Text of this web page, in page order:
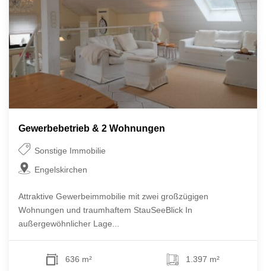
Gewerbebetrieb & 2 Wohnungen
Sonstige Immobilie
Engelskirchen
Attraktive Gewerbeimmobilie mit zwei großzügigen
Wohnungen und traumhaftem StauSeeBlick In
außergewöhnlicher Lage...
636 m² 1.397 m²